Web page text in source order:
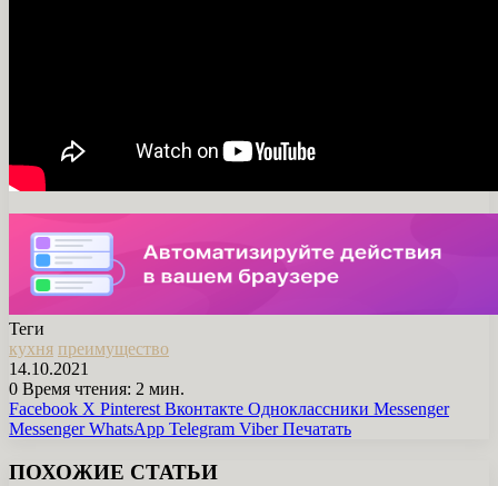
Теги
кухня преимущество
14.10.2021
0 Время чтения: 2 мин.
Facebook X Pinterest Вконтакте Одноклассники Messenger
Messenger WhatsApp Telegram Viber Печатать
ПОХОЖИЕ СТАТЬИ